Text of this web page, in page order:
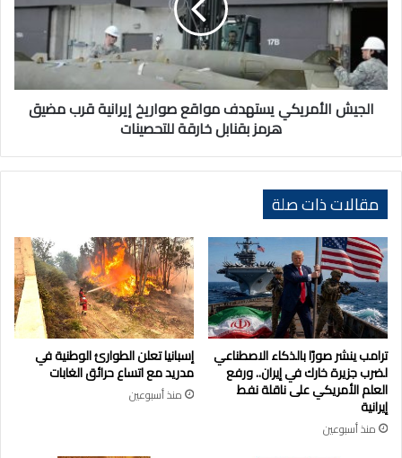
صواريخ
إيرانية
قرب
مضيق
هرمز
بقنابل
خارقة
الجيش الأمريكي يستهدف مواقع صواريخ إيرانية قرب مضيق
هرمز بقنابل خارقة للتحصينات
مقالات ذات صلة
ترامب ينشر صورًا بالذكاء الاصطناعي
لضرب جزيرة خارك في إيران.. ورفع
العلم الأمريكي على ناقلة نفط
إيرانية
منذ أسبوعين
إسبانيا تعلن الطوارئ الوطنية في
مدريد مع اتساع حرائق الغابات
منذ أسبوعين